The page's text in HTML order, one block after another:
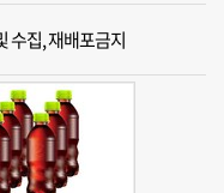
집, 재배포금지